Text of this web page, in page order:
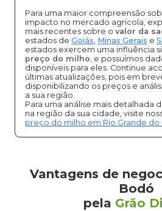
Para uma maior compreensão
impacto no mercado agrícola,
mais recentes sobre o valor da
estados de Goiás, Minas Gerais e
estados exercem uma influência
preço do milho, e possuímos
disponíveis para eles. Continue
últimas atualizações, pois em
disponibilizando os preços e
a sua região.
Para uma análise mais detalhada
na região da sua cidade, visite
preço do milho em Rio Grande do
Vantagens de
Bodó
pela Grão